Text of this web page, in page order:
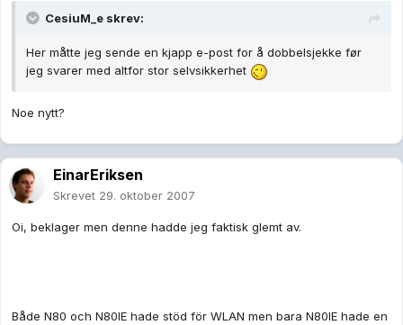
CesiuM_e skrev:
Her måtte jeg sende en kjapp e-post for å dobbelsjekke før
jeg svarer med altfor stor selvsikkerhet
Noe nytt?
EinarEriksen
Skrevet 29. oktober 2007
Oi, beklager men denne hadde jeg faktisk glemt av.
Både N80 och N80IE hade stöd för WLAN men bara N80IE hade en